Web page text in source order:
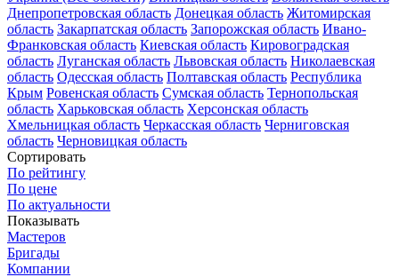
Днепропетровская область Донецкая область Житомирская
область Закарпатская область Запорожская область Ивано-
Франковская область Киевская область Кировоградская
область Луганская область Львовская область Николаевская
область Одесская область Полтавская область Республика
Крым Ровенская область Сумская область Тернопольская
область Харьковская область Херсонская область
Хмельницкая область Черкасская область Черниговская
область Черновицкая область
Сортировать
По рейтингу
По цене
По актуальности
Показывать
Мастеров
Бригады
Компании